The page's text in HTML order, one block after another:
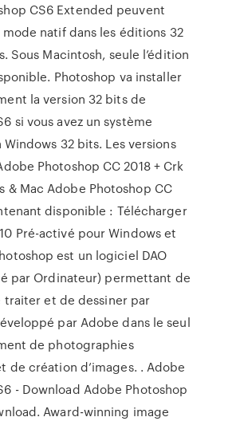
CS6 Extended peuvent
mode natif dans les éditions 32
Sous Macintosh, seule l’édition
Photoshop va installer
la version 32 bits de
si vous avez un système
32 bits. Les versions
Photoshop CC 2018 + Crk
& Mac Adobe Photoshop CC
disponible : Télécharger
Pré-activé pour Windows et
est un logiciel DAO
par Ordinateur) permettant de
traiter et de dessiner par
par Adobe dans le seul
de photographies
de création d’images. . Adobe
- Download Adobe Photoshop
Award-winning image